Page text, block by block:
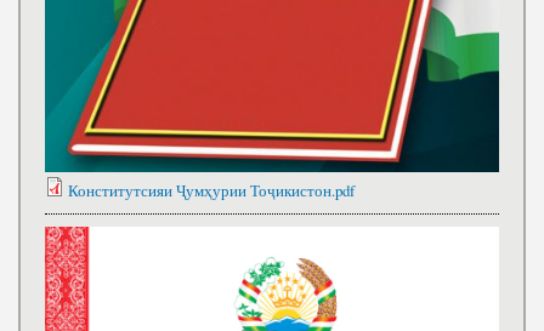
Конститутсияи Ҷумҳурии Тоҷикистон.pdf